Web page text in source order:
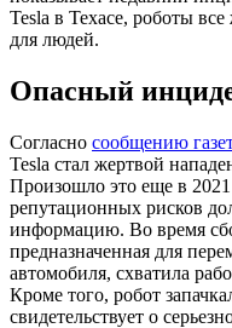
Tesla в Техасе, роботы
для людей.
Опасный
Согласно сообщению
Tesla стал жертвой
Произошло это еще в
репутационных рисков
информацию. Во время
предназначенная для
автомобиля, схватила
Кроме того, робот
свидетельствует о